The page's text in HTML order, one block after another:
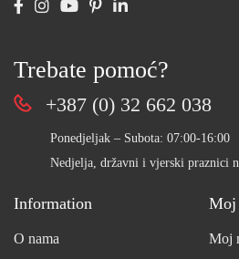
Trebate pomoć?
+387 (0) 32 662 038
Ponedjeljak – Subota: 07:00-16:00
Nedjelja, državni i vjerski praznici
Information
O nama
Moj
Moj